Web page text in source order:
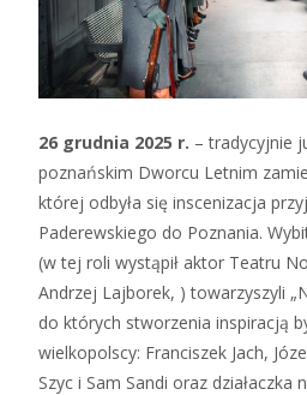
26 grudnia 2025 r. – tradycyjnie
poznańskim Dworcu Letnim
której odbyła się inscenizacja
Paderewskiego do Poznania.
(w tej roli wystąpił aktor Teatru
Andrzej Lajborek, ) towarzyszyli
do których stworzenia inspiracją
wielkopolscy: Franciszek Jach,
Szyc i Sam Sandi oraz działaczka